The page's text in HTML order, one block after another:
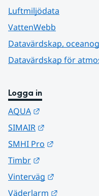
Luftmiljödata
VattenWebb
Datavärdskap,
Datavärdskap för
Logga in
AQUA
SIMAIR
SMHI Pro
Timbr
Vinterväg
Väderlarm